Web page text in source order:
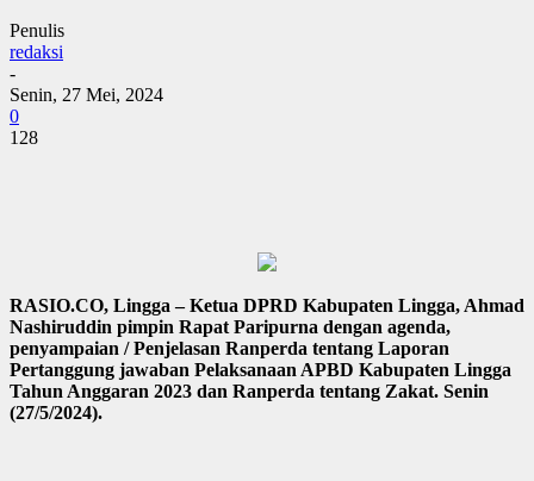
Penulis
redaksi
-
Senin, 27 Mei, 2024
0
128
RASIO.CO, Lingga – Ketua DPRD Kabupaten Lingga, Ahmad
Nashiruddin pimpin Rapat Paripurna dengan agenda,
penyampaian / Penjelasan Ranperda tentang Laporan
Pertanggung jawaban Pelaksanaan APBD Kabupaten Lingga
Tahun Anggaran 2023 dan Ranperda tentang Zakat. Senin
(27/5/2024).